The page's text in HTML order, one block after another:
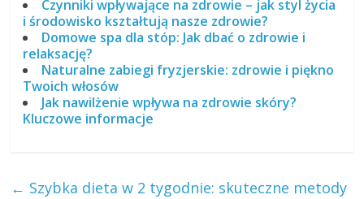
Czynniki wpływające na zdrowie – jak styl życia
i środowisko kształtują nasze zdrowie?
Domowe spa dla stóp: Jak dbać o zdrowie i
relaksację?
Naturalne zabiegi fryzjerskie: zdrowie i piękno
Twoich włosów
Jak nawilżenie wpływa na zdrowie skóry?
Kluczowe informacje
← Szybka dieta w 2 tygodnie: skuteczne metody